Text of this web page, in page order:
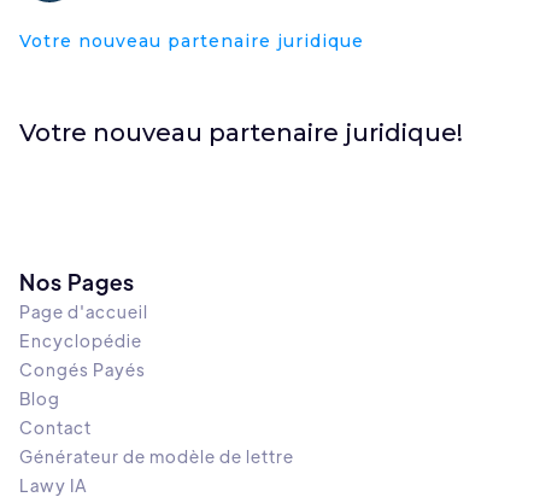
Votre nouveau partenaire juridique
Votre nouveau partenaire juridique!
Nos Pages
Page d'accueil
Encyclopédie
Congés Payés
Blog
Contact
Générateur de modèle de lettre
Lawy IA